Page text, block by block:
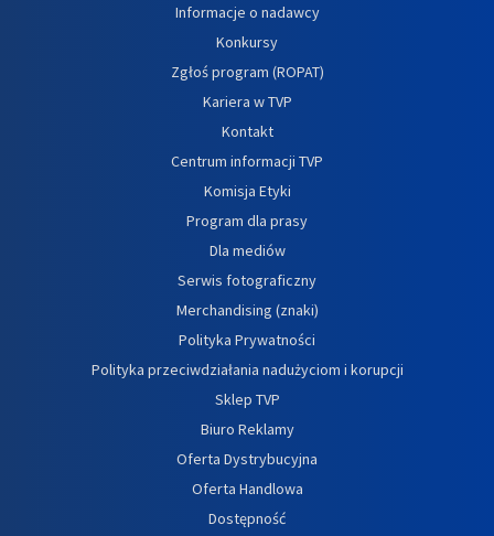
Informacje o nadawcy
Konkursy
Zgłoś program (ROPAT)
Kariera w TVP
Kontakt
Centrum informacji TVP
Komisja Etyki
Program dla prasy
Dla mediów
Serwis fotograficzny
Merchandising (znaki)
Polityka Prywatności
Polityka przeciwdziałania nadużyciom i korupcji
Sklep TVP
Biuro Reklamy
Oferta Dystrybucyjna
Oferta Handlowa
Dostępność